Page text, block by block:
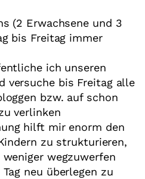
(2 Erwachsene und 3
bis Freitag immer
ich unseren
versuche bis Freitag alle
bzw. auf schon
verlinken
hilft mir enorm den
zu strukturieren,
wegzuwerfen
neu überlegen zu